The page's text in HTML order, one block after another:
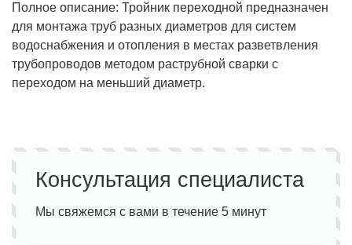
Полное описание: Тройник переходной предназначен
для монтажа труб разных диаметров для систем
водоснабжения и отопления в местах разветвления
трубопроводов методом раструбной сварки с
переходом на меньший диаметр.
Консультация специалиста
Мы свяжемся с вами в течение 5 минут